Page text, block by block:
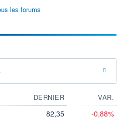
les forums
DERNIER
VAR.
82,35 -0,88%